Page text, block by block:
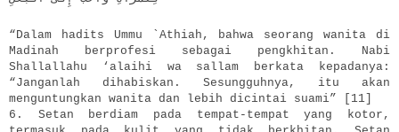
“Dalam hadits Ummu `Athiah, bahwa seorang wanita di
Madinah berprofesi sebagai pengkhitan. Nabi
Shallallahu ‘alaihi wa sallam berkata kepadanya:
“Janganlah dihabiskan. Sesungguhnya, itu akan
menguntungkan wanita dan lebih dicintai suami” [11]
6. Setan berdiam pada tempat-tempat yang kotor,